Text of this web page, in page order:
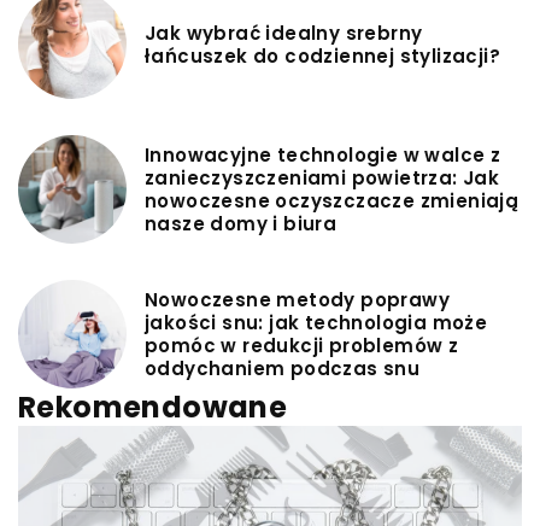
Jak wybrać idealny srebrny
łańcuszek do codziennej stylizacji?
Innowacyjne technologie w walce z
zanieczyszczeniami powietrza: Jak
nowoczesne oczyszczacze zmieniają
nasze domy i biura
Nowoczesne metody poprawy
jakości snu: jak technologia może
pomóc w redukcji problemów z
oddychaniem podczas snu
Rekomendowane